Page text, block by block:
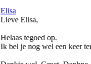
Elisa
Lieve Elisa,
Helaas tegoed op.
Ik bel je nog wel een keer